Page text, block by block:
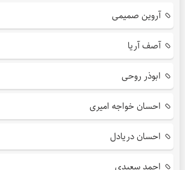
آروین صمیمی
آصف آریا
ابوذر روحی
احسان خواجه امیری
احسان دریادل
احمد سعیدی